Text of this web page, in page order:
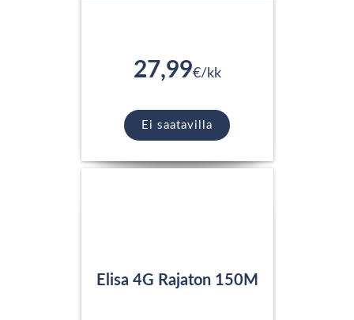
27,99€/kk
Ei saatavilla
Elisa 4G Rajaton 150M